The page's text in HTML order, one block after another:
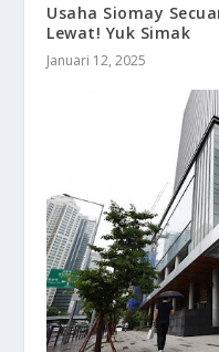
Usaha Siomay
Lewat! Yuk Simak
Januari 12, 2025